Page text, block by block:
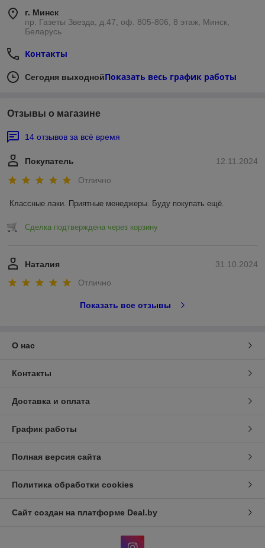
г. Минск
пр. Газеты Звезда, д.47, оф. 805-806, 8 этаж, Минск,
Беларусь
Контакты
Сегодня выходнойПоказать весь график работы
Отзывы о магазине
14 отзывов за всё время
12.11.2024
Покупатель
Отлично
Классные лаки. Приятные менеджеры. Буду покупать ещё.
Сделка подтверждена через корзину
31.10.2024
Наталия
Отлично
Показать все отзывы
О нас
Контакты
Доставка и оплата
График работы
Полная версия сайта
Политика обработки cookies
Сайт создан на платформе Deal.by